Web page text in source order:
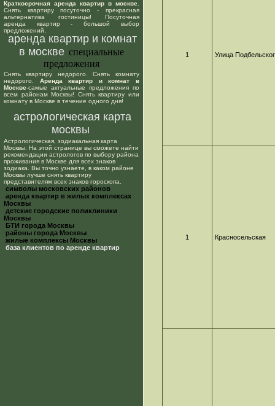
Краткосрочная аренда квартир в москве
Снять квартиру посуточно - прекрасная
альтернатива гостиницы! Посуточная
аренда квартир - большой выбор
предложений.
аренда квартир и комнат
в москве специальные
предложения
Снять квартиру недорого. Снять комнату
недорого. Аренда квартир и комнат в
Москве-самые актуальные предложения по
всем районам Москвы! Снять квартиру или
комнату в Москве в течение одного дня!
астрологическая карта
москвы
Астрологическая, зодиакальная карта
Москвы. На этой странице вы сможете найти
рекомендации астрологов по выбору района
проживания в Москве для всех знаков
зодиака. Вы точно узнаете, в каком районе
Москвы лучше снять квартиру
представителям всех знаков гороскопа.
cимволы московских районов
аренда квартир в жилых комплексах
Москвы
детские городские поликлиники
Москвы
БТИ города Москвы
районы города Москвы
жилые комплексы Москвы
база клиентов по аренде квартир
1 Улица
1 Красносельская